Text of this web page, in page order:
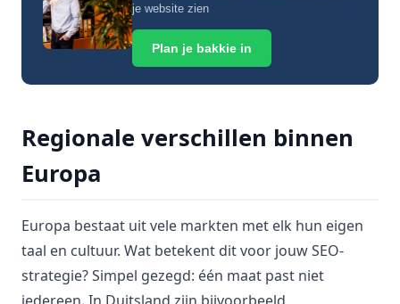
je website zien
Plan je bakkie in
Regionale verschillen binnen
Europa
Europa bestaat uit vele markten met elk hun eigen
taal en cultuur. Wat betekent dit voor jouw SEO-
strategie? Simpel gezegd: één maat past niet